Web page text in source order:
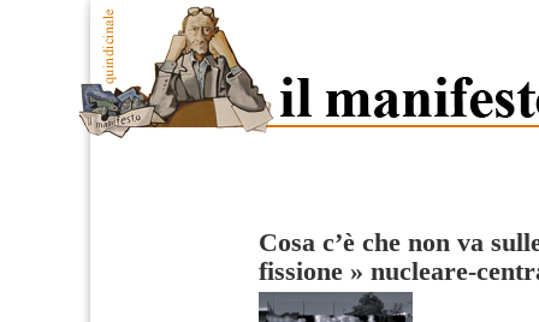
Cosa c’è che non va
fissione » nucleare-